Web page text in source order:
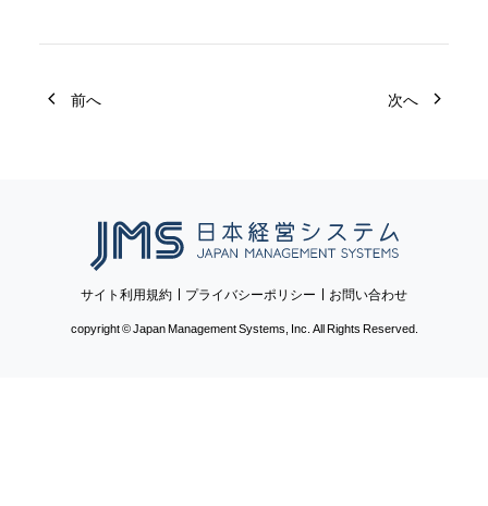
前へ 次へ
日本経営システム
サイト利用規約 プライバシーポリシー お問い合わせ
copyright © Japan Management Systems, Inc. All Rights Reserved.